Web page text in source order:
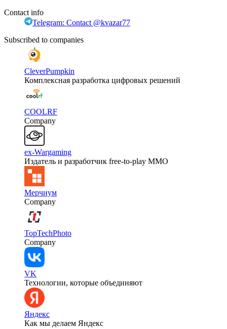
Contact info
Telegram: Contact @kvazar77
Subscribed to companies
CleverPumpkin
Комплексная разработка цифровых решений
COOLRF
Company
ex-Wargaming
Издатель и разработчик free-to-play MMO
Мерчиум
Company
TopTechPhoto
Company
VK
Технологии, которые объединяют
Яндекс
Как мы делаем Яндекс